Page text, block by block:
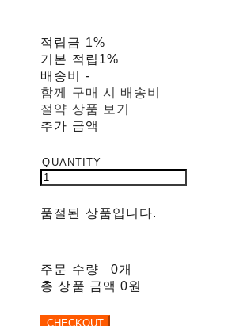
적립금 1%
기본 적립 1%
배송비 -
함께 구매 시 배송비
절약 상품 보기
추가 금액
품절된 상품입니다.
주문 수량
0개
총 상품 금액 0원